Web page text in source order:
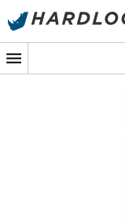
Promos d'été 🔥 -5